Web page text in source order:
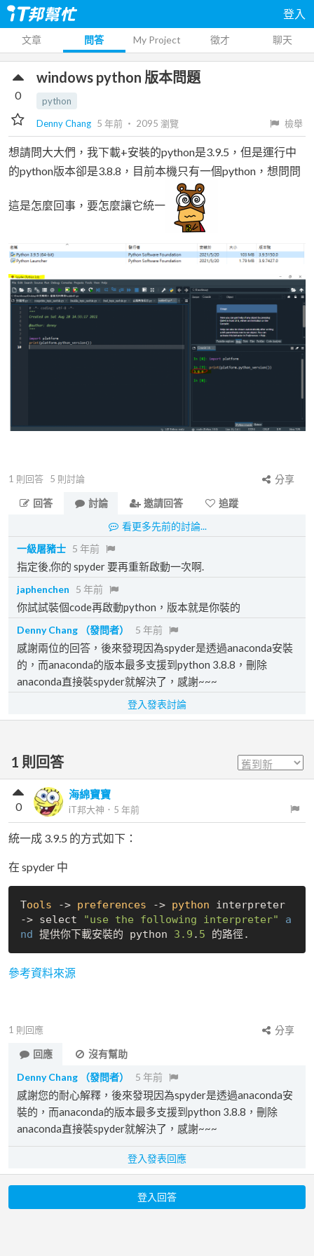
登入
文章 問答 My Project 徵才 聊天
windows python 版本問題
python
Denny Chang 5 年前 ‧ 2095 瀏覽 檢舉
0
想請問大大們，我下載+安裝的python是3.9.5，但是運行中
的python版本卻是3.8.8，目前本機只有一個python，想問問
這是怎麼回事，要怎麼讓它統一
1 則回答 5 則討論
分享
回答
討論 邀請回答
追蹤
看更多先前的討論...
一級屠豬士 5 年前
指定後,你的 spyder 要再重新啟動一次啊.
japhenchen 5 年前
你試試裝個code再啟動python，版本就是你裝的
Denny Chang （發問者） 5 年前
感謝兩位的回答，後來發現因為spyder是透過anaconda安裝
的，而anaconda的版本最多支援到python 3.8.8，刪除
anaconda直接裝spyder就解決了，感謝~~~
登入發表討論
1 則回答
海綿寶寶
iT邦大神 ． 5 年前
0
統一成 3.9.5 的方式如下：
在 spyder 中
Tools -> preferences -> python interpreter
-> select "use the following interpreter"
a
nd 提供你下載安裝的 python 3.9 . 5
參考資料來源
1 則回應
分享
回應
沒有幫助
Denny Chang
（發問者） 5 年前
感謝您的耐心解釋，後來發現因為spyder是透過anaconda安
裝的，而anaconda的版本最多支援到python 3.8.8，刪除
anaconda直接裝spyder就解決了，感謝~~~
登入發表回應
登入回答